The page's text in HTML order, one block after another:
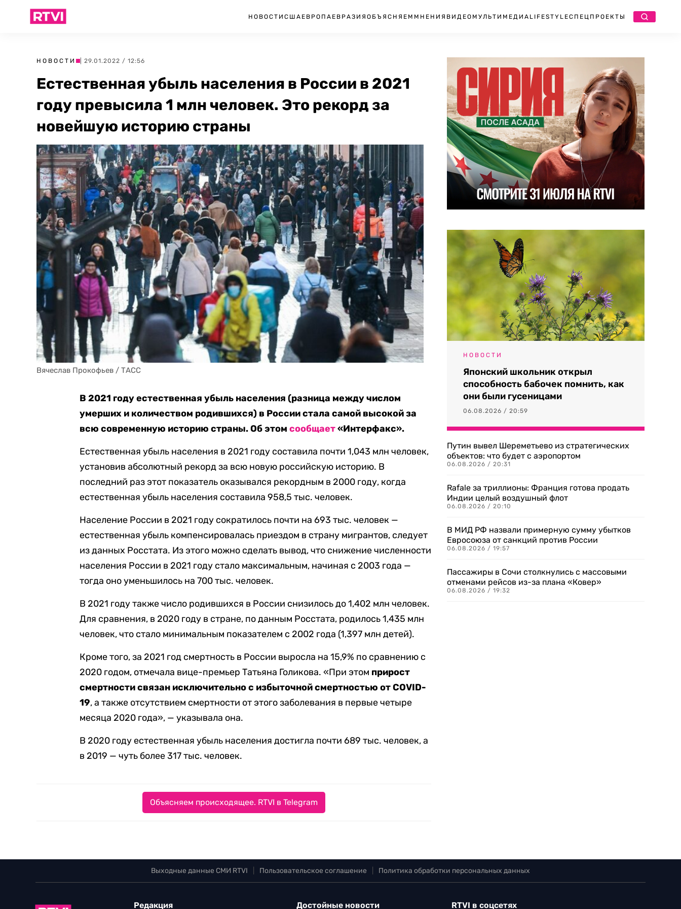
НОВОСТИ США ЕВРОПА ЕВРАЗИЯ ОБЪЯСНЯЕМ МНЕНИЯ ВИДЕО МУЛЬТИМЕДИА LIFESTYLEСПЕЦПРОЕКТЫ
НОВОСТИ | 29.01.2022 / 12:56
Естественная убыль населения в России в 2021
году превысила 1 млн человек. Это рекорд за
новейшую историю страны
Вячеслав Прокофьев / ТАСС
В 2021 году естественная убыль населения (разница между числом
умерших и количеством родившихся) в России стала самой высокой за
всю современную историю страны. Об этомсообщает«Интерфакс».
Естественная убыль населения в 2021 году составила почти 1,043 млн человек,
установив абсолютный рекорд за всю новую российскую историю. В
последний раз этот показатель оказывался рекордным в 2000 году, когда
естественная убыль населения составила 958,5 тыс. человек.
Население России в 2021 году сократилось почти на 693 тыс. человек —
естественная убыль компенсировалась приездом в страну мигрантов, следует
из данных Росстата. Из этого можно сделать вывод, что снижение численности
населения России в 2021 году стало максимальным, начиная с 2003 года —
тогда оно уменьшилось на 700 тыс. человек.
В 2021 году также число родившихся в России снизилось до 1,402 млн человек.
Для сравнения, в 2020 году в стране, по данным Росстата, родилось 1,435 млн
человек, что стало минимальным показателем с 2002 года (1,397 млн детей).
Кроме того, за 2021 год смертность в России выросла на 15,9% по сравнению с
2020 годом, отмечала вице-премьер Татьяна Голикова. «При этом прирост
смертности связан исключительно с избыточной смертностью от COVID-
19, а также отсутствием смертности от этого заболевания в первые четыре
месяца 2020 года», — указывала она.
В 2020 году естественная убыль населения достигла почти 689 тыс. человек, а
в 2019 — чуть более 317 тыс. человек.
Объясняем происходящее. RTVI в Telegram
НОВОСТИ
Японский школьник открыл
способность бабочек помнить, как
они были гусеницами
06.08.2026 / 20:59
Путин вывел Шереметьево из стратегических
объектов: что будет с аэропортом
06.08.2026 / 20:31
Rafale за триллионы: Франция готова продать
Индии целый воздушный флот
06.08.2026 / 20:10
В МИД РФ назвали примерную сумму убытков
Евросоюза от санкций против России
06.08.2026 / 19:57
Пассажиры в Сочи столкнулись с массовыми
отменами рейсов из-за плана «Ковер»
06.08.2026 / 19:32
Выходные данные СМИ RTVI Пользовательское соглашение Политика обработки персональных данных
Редакция Достойные новости RTVI в соцсетях